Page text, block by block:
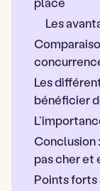
Les
Les
bénéficier
Conclusion
pas cher et
Points